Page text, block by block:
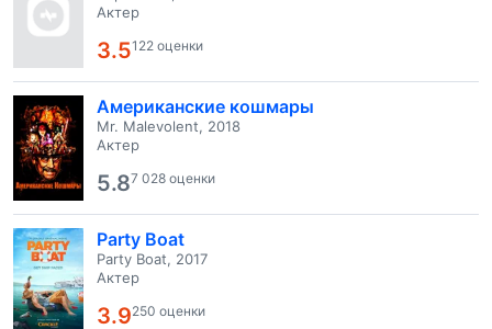
Актер
3.5122 оценки
Американские кошмары
Mr. Malevolent, 2018
Актер
5.87 028 оценки
Party Boat
Party Boat, 2017
Актер
3.9250 оценки